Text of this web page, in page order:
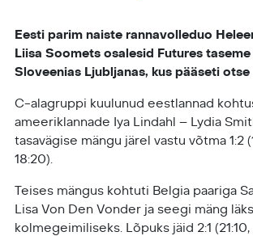
Eesti parim naiste rannavolleduo
Liisa Soomets osalesid Futures
Sloveenias Ljubljanas, kus pääseti
C-alagruppi kuulunud eestlannad
ameeriklannade Iya Lindahl – Lydia
tasavägise mängu järel vastu võtma 1:2
18:20).
Teises mängus kohtuti Belgia paariga
Lisa Von Den Vonder ja seegi mäng läks
kolmegeimiliseks. Lõpuks jäid 2:1 (21:10,